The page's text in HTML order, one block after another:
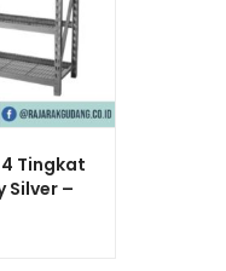
Tingkat
Silver –